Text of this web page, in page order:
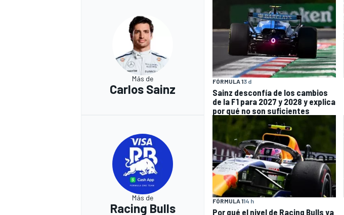
Más de
Carlos Sainz
FÓRMULA 13 d
Sainz desconfía de los cambios
de la F1 para 2027 y 2028 y explica
por qué no son suficientes
Más de
Racing Bulls
FÓRMULA 114 h
Por qué el nivel de Racing Bulls ya